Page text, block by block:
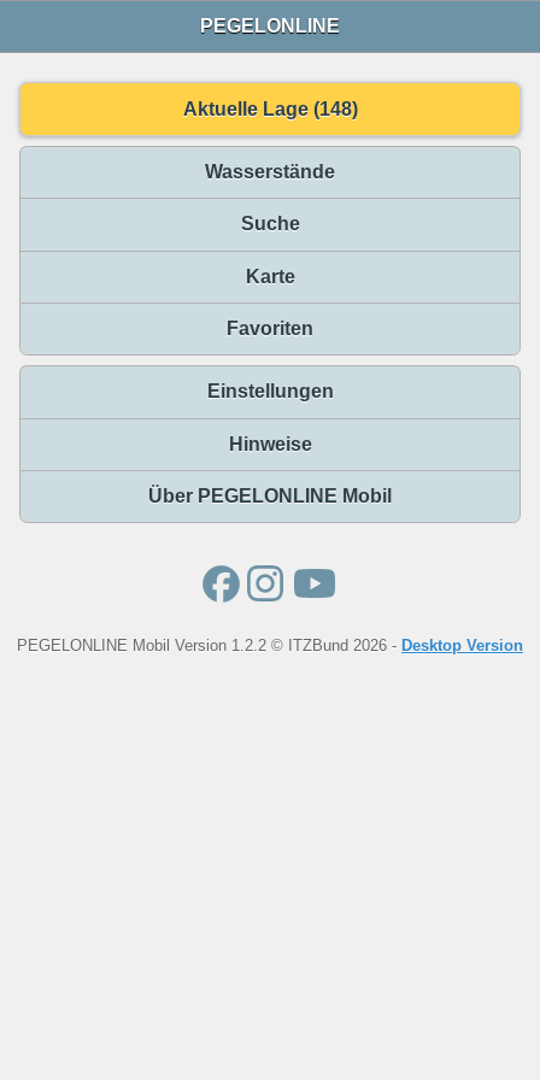
PEGELONLINE
Aktuelle Lage (148)
Wasserstände
Suche
Karte
Favoriten
Einstellungen
Hinweise
Über PEGELONLINE Mobil
PEGELONLINE Mobil Version 1.2.2 © ITZBund 2026 - Desktop Version